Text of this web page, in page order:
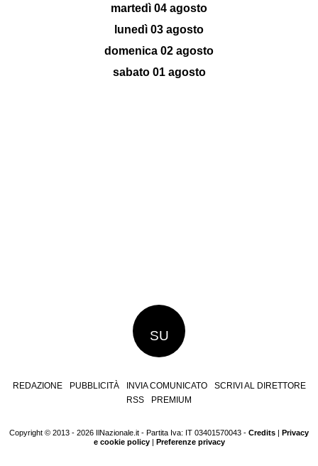
martedì 04 agosto
lunedì 03 agosto
domenica 02 agosto
sabato 01 agosto
SU
REDAZIONE PUBBLICITÀ INVIA COMUNICATO
SCRIVI AL DIRETTORE
RSS
PREMIUM
Copyright © 2013 - 2026 IlNazionale.it - Partita Iva: IT 03401570043 - Credits | Privacy
e cookie policy| Preferenze privacy